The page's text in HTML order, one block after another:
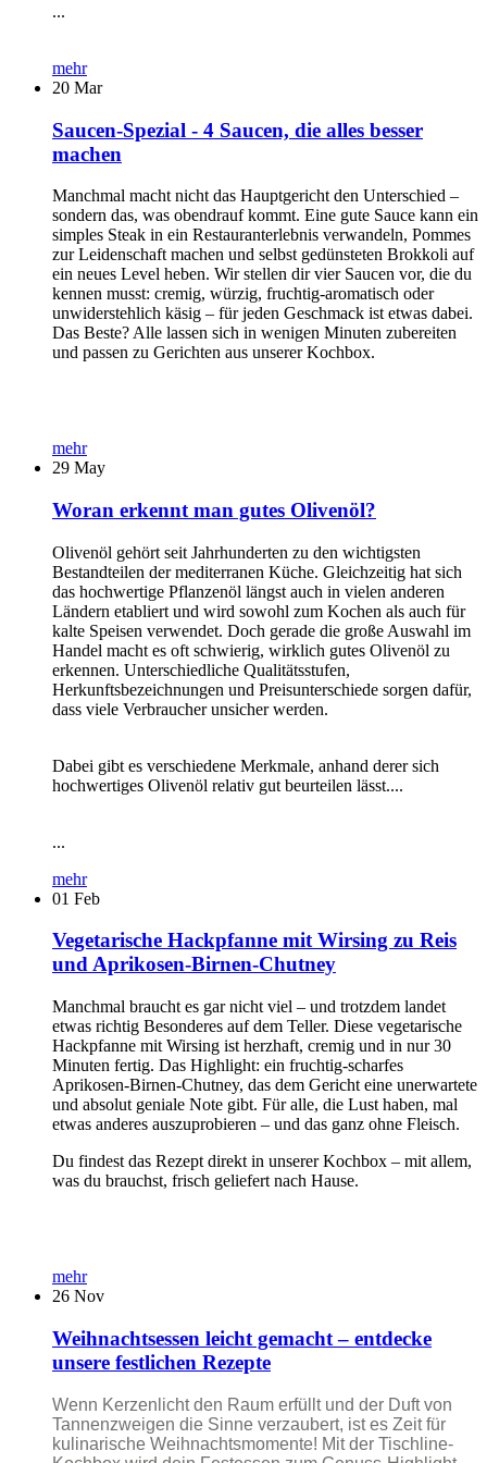
...
mehr
20 Mar
Saucen-Spezial - 4 Saucen, die alles besser
machen
Manchmal macht nicht das Hauptgericht den Unterschied –
sondern das, was obendrauf kommt. Eine gute Sauce kann ein
simples Steak in ein Restauranterlebnis verwandeln, Pommes
zur Leidenschaft machen und selbst gedünsteten Brokkoli auf
ein neues Level heben. Wir stellen dir vier Saucen vor, die du
kennen musst: cremig, würzig, fruchtig-aromatisch oder
unwiderstehlich käsig – für jeden Geschmack ist etwas dabei.
Das Beste? Alle lassen sich in wenigen Minuten zubereiten
und passen zu Gerichten aus unserer Kochbox.
mehr
29 May
Woran erkennt man gutes Olivenöl?
Olivenöl gehört seit Jahrhunderten zu den wichtigsten
Bestandteilen der mediterranen Küche. Gleichzeitig hat sich
das hochwertige Pflanzenöl längst auch in vielen anderen
Ländern etabliert und wird sowohl zum Kochen als auch für
kalte Speisen verwendet. Doch gerade die große Auswahl im
Handel macht es oft schwierig, wirklich gutes Olivenöl zu
erkennen. Unterschiedliche Qualitätsstufen,
Herkunftsbezeichnungen und Preisunterschiede sorgen dafür,
dass viele Verbraucher unsicher werden.
Dabei gibt es verschiedene Merkmale, anhand derer sich
hochwertiges Olivenöl relativ gut beurteilen lässt....
...
mehr
01 Feb
Vegetarische Hackpfanne mit Wirsing zu Reis
und Aprikosen-Birnen-Chutney
Manchmal braucht es gar nicht viel – und trotzdem landet
etwas richtig Besonderes auf dem Teller. Diese vegetarische
Hackpfanne mit Wirsing ist herzhaft, cremig und in nur 30
Minuten fertig. Das Highlight: ein fruchtig-scharfes
Aprikosen-Birnen-Chutney, das dem Gericht eine unerwartete
und absolut geniale Note gibt. Für alle, die Lust haben, mal
etwas anderes auszuprobieren – und das ganz ohne Fleisch.
Du findest das Rezept direkt in unserer Kochbox – mit allem,
was du brauchst, frisch geliefert nach Hause.
mehr
26 Nov
Weihnachtsessen leicht gemacht – entdecke
unsere festlichen Rezepte
Wenn Kerzenlicht den Raum erfüllt und der Duft von
Tannenzweigen die Sinne verzaubert, ist es Zeit für
kulinarische Weihnachtsmomente! Mit der Tischline-